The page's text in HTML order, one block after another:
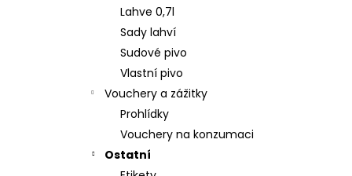
Lahve 0,7l
Sady lahví
Sudové pivo
Vlastní pivo
Vouchery a zážitky
Prohlídky
Vouchery na konzumaci
Ostatní